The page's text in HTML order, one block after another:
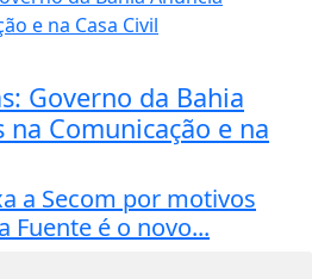
Governo da Bahia
Comunicação e na
a Secom por motivos
Fuente é o novo...